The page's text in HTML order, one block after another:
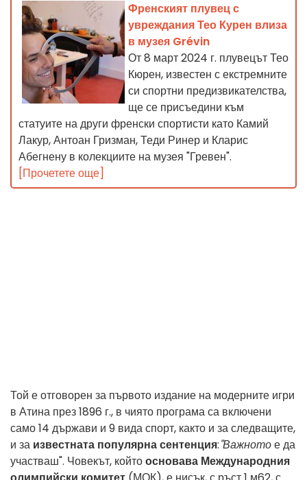
Френският плувец с
увреждания Тео Курен влиза
в музея Grévin
От 8 март 2024 г. плувецът Тео
Кюрен, известен с екстремните
си спортни предизвикателства,
ще се присъедини към
статуите на други френски спортисти като Камий
Лакур, Антоан Гризман, Теди Ринер и Кларис
Абегнену в колекциите на музея "Гревен".
[Прочетете още]
Той е отговорен за първото издание на модерните игри
в Атина през 1896 г., в чиято програма са включени
само 14 държави и 9 вида спорт, както и за следващите,
и за известната популярна сентенция:"Важнотое да
участваш". Човекът, койтоосновава Международния